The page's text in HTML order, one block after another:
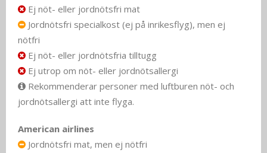
Ej nöt- eller jordnötsfri mat
Jordnötsfri specialkost (ej på inrikesflyg), men ej
nötfri
Ej nöt- eller jordnötsfria tilltugg
Ej utrop om nöt- eller jordnötsallergi
Rekommenderar personer med luftburen nöt- och
jordnötsallergi att inte flyga.
American airlines
Jordnötsfri mat, men ej nötfri